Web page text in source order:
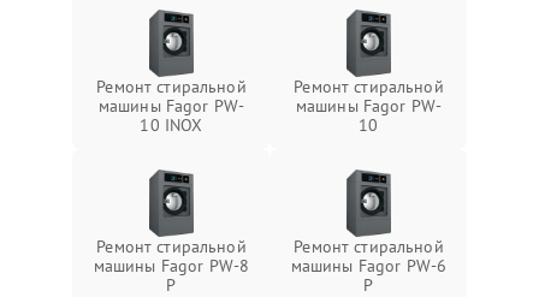
Ремонт стиральной
машины Fagor PW-
10 INOX
Ремонт стиральной
машины Fagor PW-
10
Ремонт стиральной
машины Fagor PW-8
P
Ремонт стиральной
машины Fagor PW-6
P